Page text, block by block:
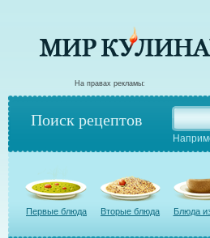
На правах рекламы:
Поиск рецептов
Первые блюда Вторые блюда Блюда